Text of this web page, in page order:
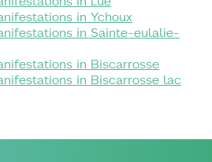
in Ychoux
in Sainte-eulalie-
in Biscarrosse
in Biscarrosse lac